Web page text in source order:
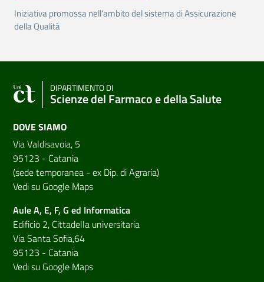
Iniziativa promossa nell'ambito del sistema di Assicurazione
della Qualità
DIPARTIMENTO DI
Scienze del Farmaco e della Salute
DOVE SIAMO
Via Valdisavoia, 5
95123 - Catania
(sede temporanea - ex Dip. di Agraria)
Vedi su Google Maps
Aule A, E, F, G ed Informatica
Edificio 2, Cittadella universitaria
Via Santa Sofia,64
95123 - Catania
Vedi su Google Maps